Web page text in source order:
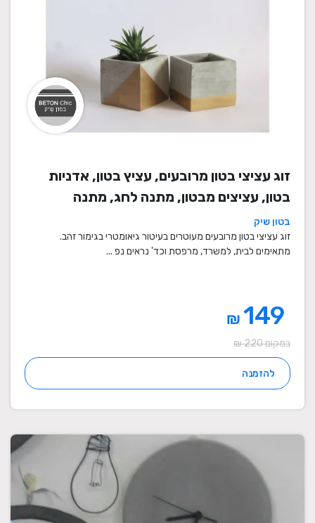
זוג עציצי בטון מרובעים, עציץ בטון, אדניות
בטון, עציצים מבטון, מתנה לחג, מתנה
לעובדים, מתנות לחנוכת בית, עציצים מתנה,
מתנה, מתנות מיוחדות
בטון שיק
זוג עציצי בטון מרובעים מעוטרים בעיטור גיאומטרי בגימור זהב.
מתאימים לבית, למשרד, מרפסת וכד' נראים נפ ...
₪
במקום 220 ₪
להזמנה